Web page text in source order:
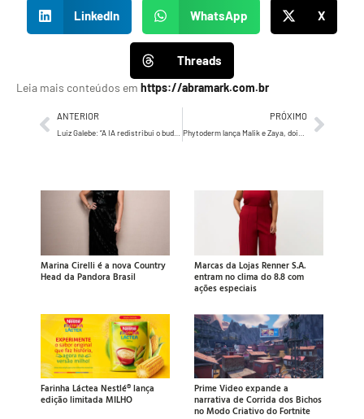
LinkedIn WhatsApp X
Threads
Leia mais conteúdos em https://abramark.com.br
ANTERIOR PRÓXIMO
Marina Cirelli é a nova Country
Head da Pandora Brasil
Marcas da Lojas Renner S.A.
entram no clima do 8.8 com
ações especiais
Farinha Láctea Nestlé® lança
edição limitada MILHO
Prime Video expande a
narrativa de Corrida dos Bichos
no Modo Criativo do Fortnite